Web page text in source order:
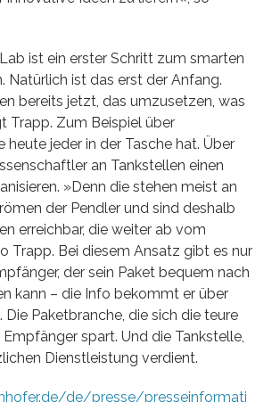
ist ein erster Schritt zum smarten
Natürlich ist das erst der Anfang.
bereits jetzt, das umzusetzen, was
Trapp. Zum Beispiel über
heute jeder in der Tasche hat. Über
an Tankstellen einen
»Denn die stehen meist an
der Pendler und sind deshalb
erreichbar, die weiter ab vom
Trapp. Bei diesem Ansatz gibt es nur
der sein Paket bequem nach
kann – die Info bekommt er über
Paketbranche, die sich die teure
spart. Und die Tankstelle,
Dienstleistung verdient.
de/presse/presseinformati